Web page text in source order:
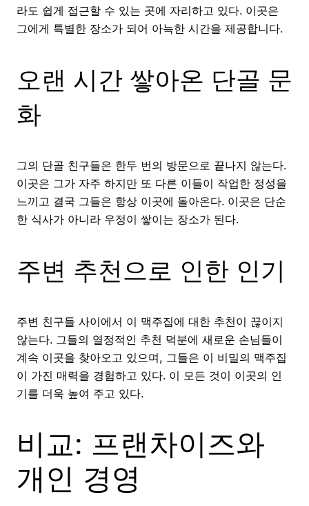
라도 쉽게 접근할 수 있는 곳에 자리하고 있다. 이곳은
그에게 특별한 장소가 되어 아늑한 시간을 제공합니다.
오랜 시간 쌓아온 단골 문
화
그의 단골 친구들은 한두 번의 방문으로 끝나지 않는다.
이곳은 그가 자주 하지만 또 다른 이들이 작업한 정성을
느끼고 결국 그들은 항상 이곳에 돌아온다. 이곳은 단순
한 식사가 아니라 우정이 쌓이는 장소가 된다.
주변 추천으로 인한 인기
주변 친구들 사이에서 이 맥주집에 대한 추천이 끊이지
않는다. 그들의 열정적인 추천 덕분에 새로운 손님들이
계속 이곳을 찾아오고 있으며, 그들은 이 비밀의 맥주집
이 가진 매력을 경험하고 있다. 이 모든 것이 이곳의 인
기를 더욱 높여 주고 있다.
비교: 프랜차이즈와
개인 경영